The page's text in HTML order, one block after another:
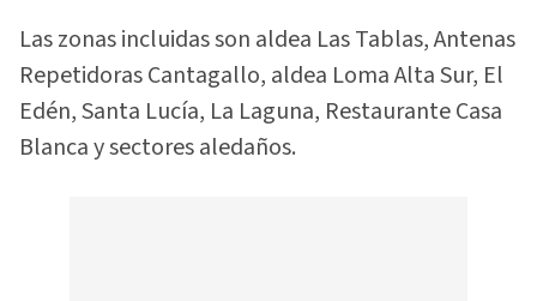
Las zonas incluidas son aldea Las Tablas, Antenas
Repetidoras Cantagallo, aldea Loma Alta Sur, El
Edén, Santa Lucía, La Laguna, Restaurante Casa
Blanca y sectores aledaños.